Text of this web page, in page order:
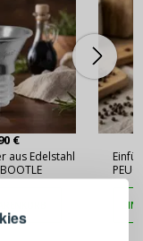
€
aus Edelstahl
IN